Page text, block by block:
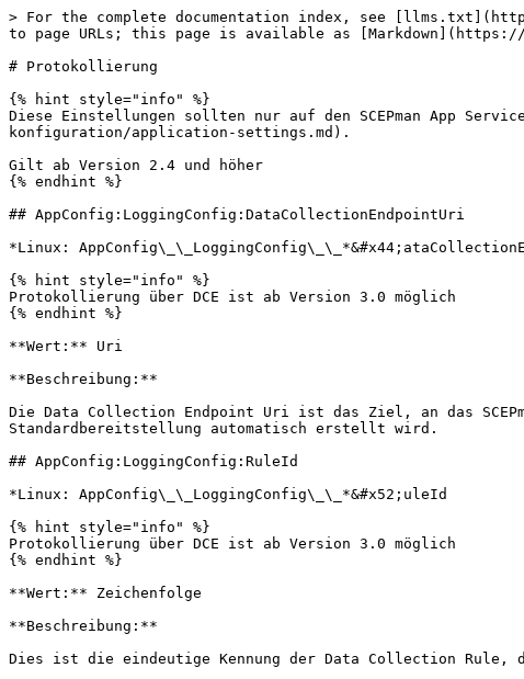
> For the complete documentation index, see
to page URLs; this page is available as [Markdown](https://
# Protokollierung
{% hint style="info" %}
Diese Einstellungen sollten nur auf den SCEPman App
konfiguration/application-settings.md).
Gilt ab Version 2.4 und höher
{% endhint %}
## AppConfig:LoggingConfig:DataCollectionEndpointUri
*Linux:
{% hint style="info" %}
Protokollierung über DCE ist ab Version 3.0 möglich
{% endhint %}
**Wert:** Uri
**Beschreibung:**
Die Data Collection Endpoint Uri ist das Ziel, an das
Standardbereitstellung automatisch erstellt wird.
## AppConfig:LoggingConfig:RuleId
*Linux: AppConfig\_\_LoggingConfig\_\_*&#x52;uleId
{% hint style="info" %}
Protokollierung über DCE ist ab Version 3.0 möglich
{% endhint %}
**Wert:** Zeichenfolge
**Beschreibung:**
Dies ist die eindeutige Kennung der Data Collection Rule,